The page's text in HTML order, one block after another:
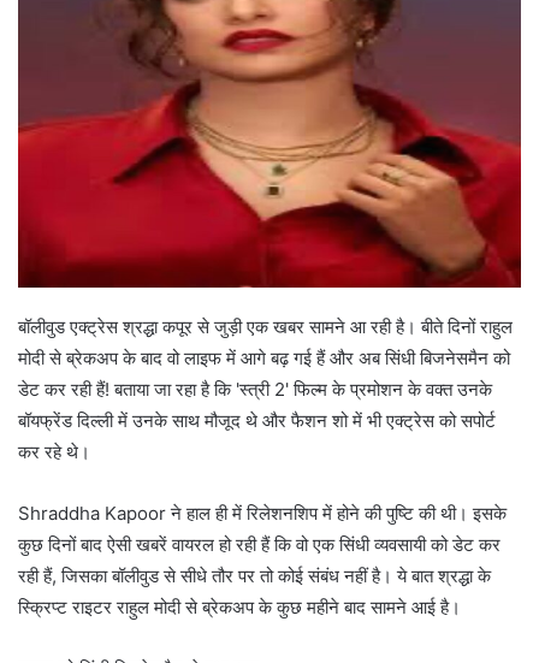
बॉलीवुड एक्ट्रेस श्रद्धा कपूर से जुड़ी एक खबर सामने आ रही है। बीते दिनों राहुल
मोदी से ब्रेकअप के बाद वो लाइफ में आगे बढ़ गई हैं और अब सिंधी बिजनेसमैन को
डेट कर रही हैं! बताया जा रहा है कि 'स्त्री 2' फिल्म के प्रमोशन के वक्त उनके
बॉयफ्रेंड दिल्ली में उनके साथ मौजूद थे और फैशन शो में भी एक्ट्रेस को सपोर्ट
कर रहे थे।
Shraddha Kapoor ने हाल ही में रिलेशनशिप में होने की पुष्टि की थी। इसके
कुछ दिनों बाद ऐसी खबरें वायरल हो रही हैं कि वो एक सिंधी व्यवसायी को डेट कर
रही हैं, जिसका बॉलीवुड से सीधे तौर पर तो कोई संबंध नहीं है। ये बात श्रद्धा के
स्क्रिप्ट राइटर राहुल मोदी से ब्रेकअप के कुछ महीने बाद सामने आई है।